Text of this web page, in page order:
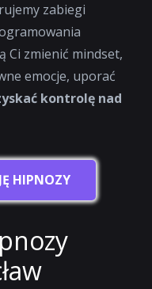
zabiegi
Ci zmienić mindset,
emocje, uporać
kontrolę nad
HIPNOZY